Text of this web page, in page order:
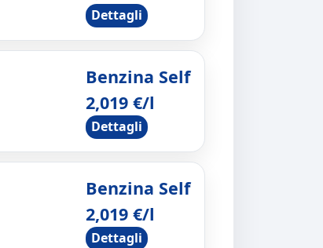
Dettagli
Benzina Self
2,019 €/l
Dettagli
Benzina Self
2,019 €/l
Dettagli